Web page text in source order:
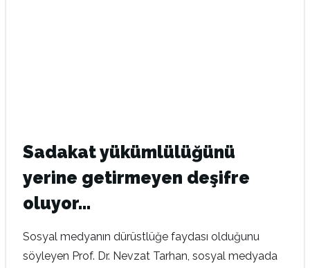
Sadakat yükümlülüğünü
yerine getirmeyen deşifre
oluyor…
Sosyal medyanın dürüstlüğe faydası olduğunu
söyleyen Prof. Dr. Nevzat Tarhan, sosyal medyada